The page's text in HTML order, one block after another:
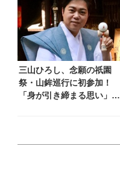
や見どころをお届け
三山ひろし、念願の祇園
祭・山鉾巡行に初参加！
「身が引き締まる思い」と